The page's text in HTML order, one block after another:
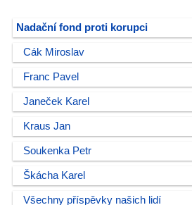
Nadační fond proti korupci
Cák Miroslav
Franc Pavel
Janeček Karel
Kraus Jan
Soukenka Petr
Škácha Karel
Všechny příspěvky našich lidí